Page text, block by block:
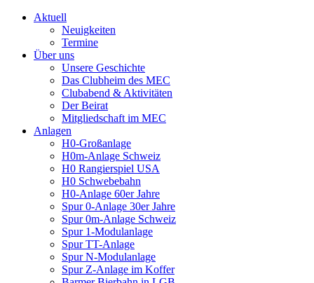
Aktuell
Neuigkeiten
Termine
Über uns
Unsere Geschichte
Das Clubheim des MEC
Clubabend & Aktivitäten
Der Beirat
Mitgliedschaft im MEC
Anlagen
H0-Großanlage
H0m-Anlage Schweiz
H0 Rangierspiel USA
H0 Schwebebahn
H0-Anlage 60er Jahre
Spur 0-Anlage 30er Jahre
Spur 0m-Anlage Schweiz
Spur 1-Modulanlage
Spur TT-Anlage
Spur N-Modulanlage
Spur Z-Anlage im Koffer